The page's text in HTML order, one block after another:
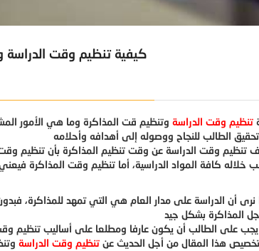
تنظيم وقت الدراسة وتنظيم قت المذاكرة وما هي الأمور
تنظيم وقت الدراسة عن وقت تنظيم المذاكرة بأن تنظيم
نرى أن الدراسة على مدار العام هي التي تمهد للمذاكرة،
على الطالب أن يكون عارفا ومطلعا على أساليب تنظيم
تخصيص هذا المقال من أجل الحديث عنتنظيم وقت الدراسة